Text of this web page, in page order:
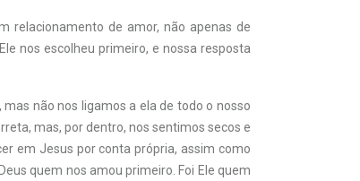
relacionamento de amor, não apenas de
nos escolheu primeiro, e nossa resposta
não nos ligamos a ela de todo o nosso
mas, por dentro, nos sentimos secos e
em Jesus por conta própria, assim como
quem nos amou primeiro. Foi Ele quem